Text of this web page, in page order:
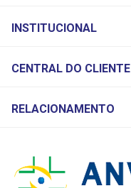
INSTITUCIONAL
CENTRAL DO CLIENTE
RELACIONAMENTO